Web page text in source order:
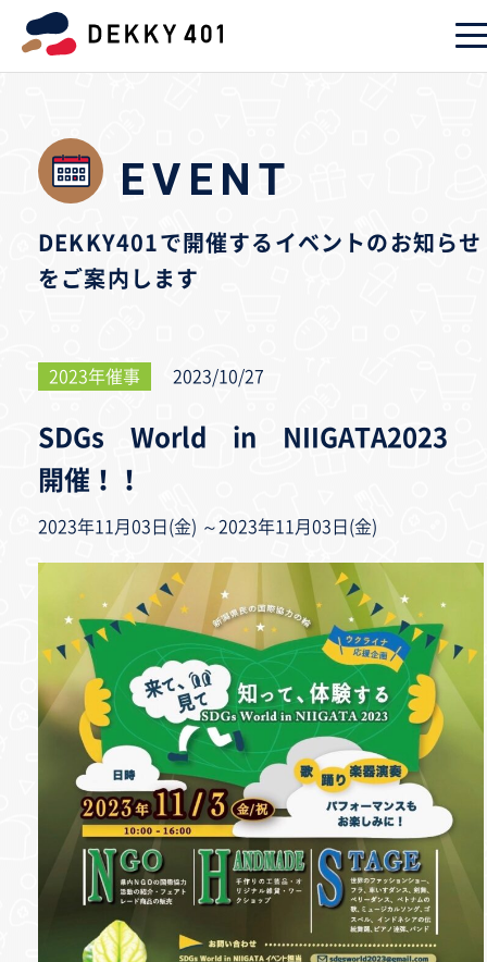
EVENT
DEKKY401で開催するイベントのお知らせ
をご案内します
2023年催事 2023/10/27
SDGs World in NIIGATA2023
開催！！
2023年11月03日(金) ～2023年11月03日(金)